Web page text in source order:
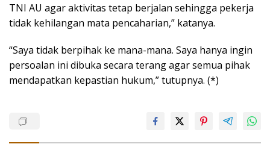
TNI AU agar aktivitas tetap berjalan sehingga pekerja
tidak kehilangan mata pencaharian,” katanya.
“Saya tidak berpihak ke mana-mana. Saya hanya ingin
persoalan ini dibuka secara terang agar semua pihak
mendapatkan kepastian hukum,” tutupnya. (*)